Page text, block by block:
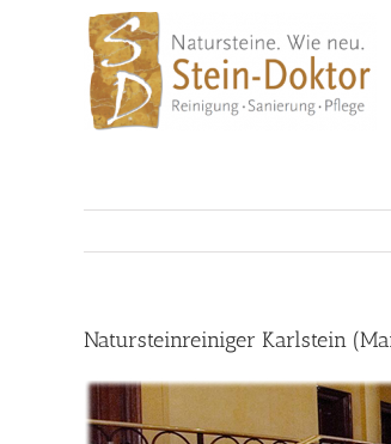
Natursteinreiniger Karlstein